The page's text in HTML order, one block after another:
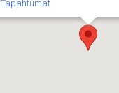
Tapahtumat